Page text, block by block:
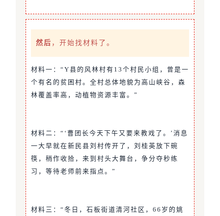
然后 ，开始找材料了。
材料一：“Y县的风林村有13个村民小组，曾是一
个有名的贫困村。全村总体地貌为高山峡谷，森
林覆盖率高，动植物资源丰富。”
材料二：“‘曹团长今天下午又要来教戏了。’消息
一大早就在新民县刘村传开了，刘桂英放下碗
筷，稍作收拾，来到村头大舞台，争分夺秒练
习，等待老师前来指点。”
材料三：“冬日，石板街道清河社区，66岁的姚